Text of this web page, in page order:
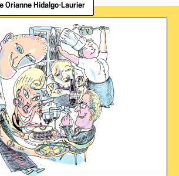
Orianne Hidalgo-Laurier